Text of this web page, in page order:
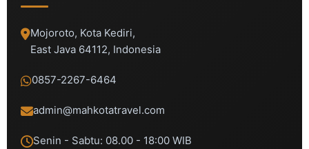
Mojoroto, Kota Kediri,
East Java 64112, Indonesia
0857-2267-6464
admin@mahkotatravel.com
Senin - Sabtu: 08.00 - 18:00 WIB